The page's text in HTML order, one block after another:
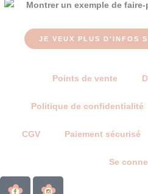
JE VEUX PLUS D'INFOS
Points de vente
Politique de confidentialité
CGV Paiement sécurisé
Se